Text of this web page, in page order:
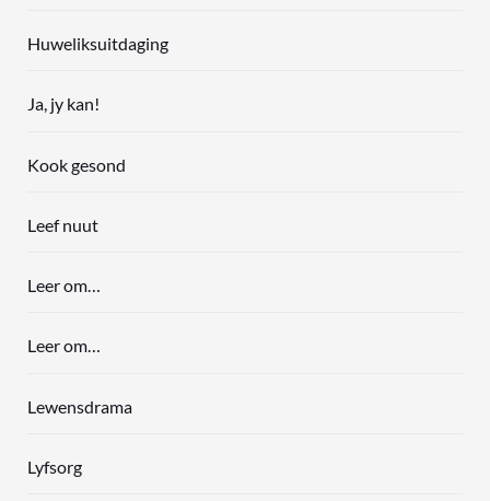
Huweliksuitdaging
Ja, jy kan!
Kook gesond
Leef nuut
Leer om…
Leer om…
Lewensdrama
Lyfsorg